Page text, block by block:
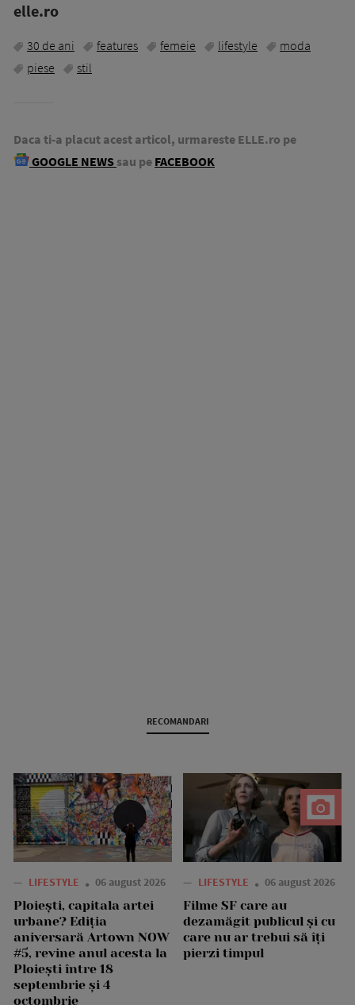
elle.ro
30 de ani features femeie lifestyle
moda
piese
stil
Daca ti-a placut acest articol, urmareste ELLE.ro pe
GOOGLE NEWS sau pe FACEBOOK
RECOMANDARI
— LIFESTYLE 06 august 2026
Ploiești, capitala artei
urbane? Ediția
aniversară Artown NOW
#5, revine anul acesta la
Ploiești între 18
septembrie și 4
octombrie
— LIFESTYLE 06 august 2026
Filme SF care au
dezamăgit publicul și cu
care nu ar trebui să îți
pierzi timpul